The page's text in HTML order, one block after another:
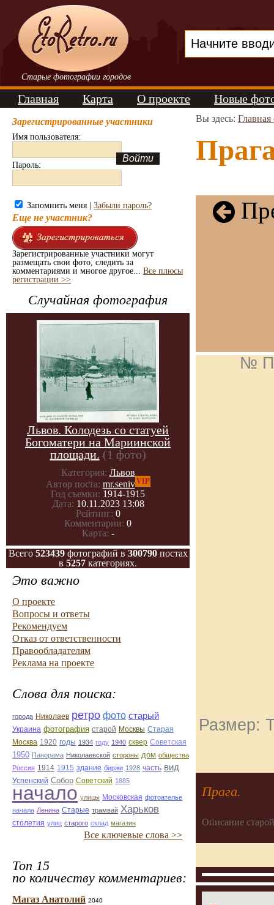
Старые фотографии городов
Главная Карта О проекте Новые
Зарегистрированные участники
Имя пользователя:
Пароль:
Запомнить меня | Забыли пароль?
Еще не участник?
Зарегистрированные участники могут
размещать свои фото, следить за
комментариями и многое другое... Все плюсы
регистрации >>
Случайная фотография
Львов. Колодезь со статуей
Богоматери на Мариинской
площади. (1 фото)
Категория: Львов
Автор поста: mr.senivVIP
Год съемки: 1914-1915
Дата: 10.11.2023 13:08
Рейтинг: 0
Комментарии: 0
Карта: -
Всего 523439фотографий в 300790постах
в 5257 категориях.
Это важно
О проекте
Вопросы и ответы
Рекомендуем
Отказ от ответственности
Правообладателям
Реклама на проекте
Слова для поиска:
города Николаев ретро фото старый
Украина фотография старой Москвы Старая
Москва 1920 годы 1934 году 1940 сквер Советская
1950 Панорама Николаевской стороны дом общества
Россия 1914 1915 здание биржи 1928 часть вид
Успенский Собор Советский 1885
начало улицы Московская фотоателье
начала Ленина Старые трамвай Харьков
столетия улиц старого склад магазин
Все ключевые слова >>
Топ 15
по количеству комментариев:
Магаз Анатолий 2040
Вы здесь: Главная
№
Размер:
Прага.
Описание